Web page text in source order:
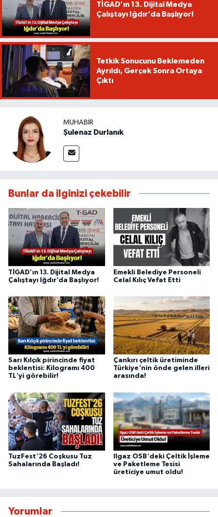
TİGAD’ın 13. Dijital Medya
Çalıştayı Iğdır’da Başlıyor!
Tetkik Sonucunu Beklemeden
Ayrıldı, Gerçek Sonra Ortaya
Çıktı
MUHABIR
Şulenaz Durlanık
Bunlar da ilginizi çekebilir
TİGAD’ın 13. Dijital Medya
Çalıştayı Iğdır’da Başlıyor!
Emekli Belediye Personeli
Celal Kılıç Vefat Etti
Sarı Kılçık pirincinde fiyat
beklentisi: Kilogramı 400
TL'yi görebilir!
Çankırı çeltik üretiminde
Türkiye'nin önde gelen illeri
arasında!
TuzFest'26 Coşkusu Tuz
Sahalarında Başladı!
Ilgaz OSB'deki Çeltik İşleme
ve Paketleme Tesisi
üreticiye umut oldu!
Yorumlar